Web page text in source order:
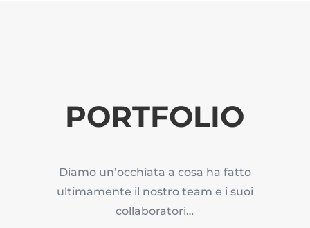
PORTFOLIO
Diamo un’occhiata a cosa ha fatto
ultimamente il nostro team e i suoi
collaboratori…